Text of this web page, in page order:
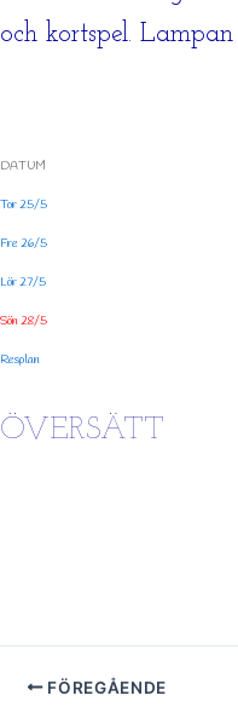
och kortspel.
DATUM
Tor 25/5
Fre 26/5
Lör 27/5
Sön 28/5
Resplan
ÖVERSÄTT
FÖREGÅENDE